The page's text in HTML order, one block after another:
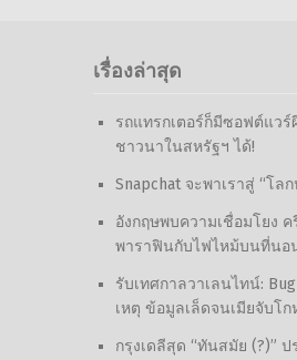
เรื่องล่าสุด
รถแทรกเตอร์ก็มีซอฟต์แว
ชาวนาในสหรัฐฯ ได้!
Snapchat จะพาเราสู่ “โล
อังกฤษพบความเชื่อมโยง
พาราฟินกับไฟไหม้บนที่นอ
รับเทศกาลวาเลนไทน์:
เหตุ ข้อมูลเล็ดจนเมียจับโก
กรุงเดลีสุด “ทันสมัย (?)”